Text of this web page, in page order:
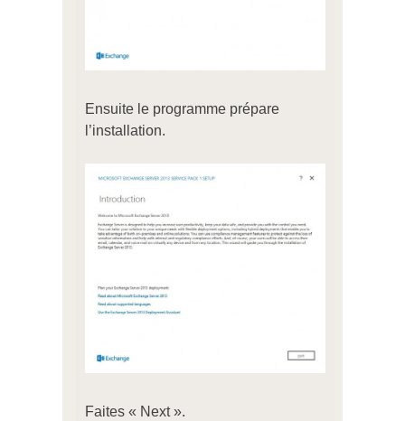
Ensuite le programme prépare
l’installation.
Faites « Next ».